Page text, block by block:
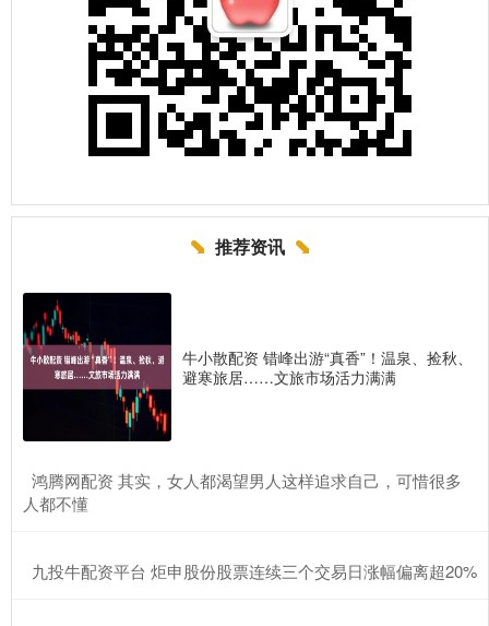
推荐资讯
牛小散配资 错峰出游“真香”！温泉、捡秋、
避寒旅居……文旅市场活力满满
​鸿腾网配资 其实，女人都渴望男人这样追求自己，可惜很多
人都不懂
​九投牛配资平台 炬申股份股票连续三个交易日涨幅偏离超20%